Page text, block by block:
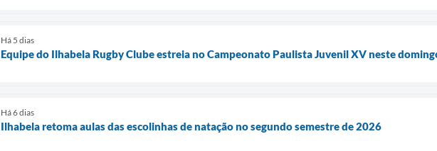
Há 5 dias
Equipe do Ilhabela Rugby Clube estreia no Campeonato Paulista Juvenil XV neste
Há 6 dias
Ilhabela retoma aulas das escolinhas de natação no segundo semestre de 2026